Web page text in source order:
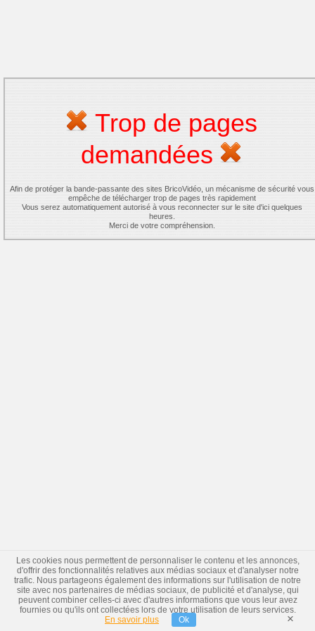
Trop de pages
demandées
Afin de protéger la bande-passante des sites BricoVidéo, un mécanisme de sécurité vous
empêche de télécharger trop de pages très rapidement
Vous serez automatiquement autorisé à vous reconnecter sur le site d'ici quelques
heures.
Merci de votre compréhension.
Les cookies nous permettent de personnaliser le contenu et les annonces,
d'offrir des fonctionnalités relatives aux médias sociaux et d'analyser notre
trafic. Nous partageons également des informations sur l'utilisation de notre
site avec nos partenaires de médias sociaux, de publicité et d'analyse, qui
peuvent combiner celles-ci avec d'autres informations que vous leur avez
fournies ou qu'ils ont collectées lors de votre utilisation de leurs services.
En savoir plus
Ok ×